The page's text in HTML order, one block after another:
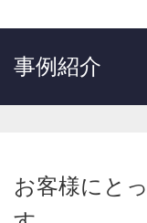
事例紹介
お客様にと